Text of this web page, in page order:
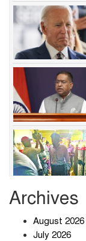
Archives
August 2026
July 2026